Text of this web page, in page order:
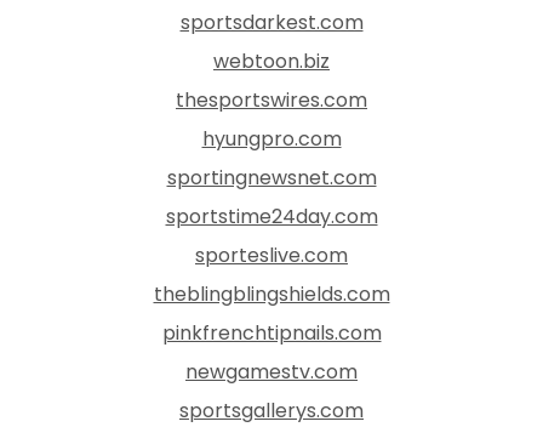
sportsdarkest.com
webtoon.biz
thesportswires.com
hyungpro.com
sportingnewsnet.com
sportstime24day.com
sporteslive.com
theblingblingshields.com
pinkfrenchtipnails.com
newgamestv.com
sportsgallerys.com